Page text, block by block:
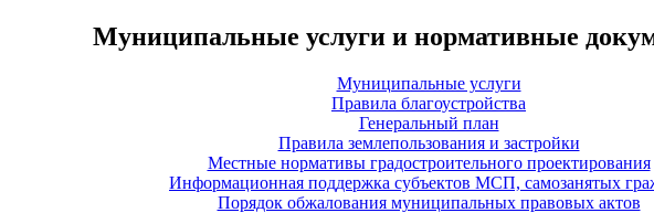
Муниципальные услуги и нормативные
Муниципальные услуги
Правила благоустройства
Генеральный план
Правила землепользования и застройки
Местные нормативы градостроительного проектирования
Информационная поддержка субъектов МСП, самозанятых
Порядок обжалования муниципальных правовых актов